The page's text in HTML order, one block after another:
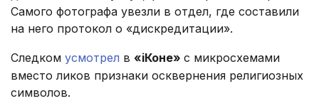
Самого фотографа увезли в отдел, где составили
на него протокол о «дискредитации».
Следком усмотрел в «iКоне» с микросхемами
вместо ликов признаки осквернения религиозных
символов.